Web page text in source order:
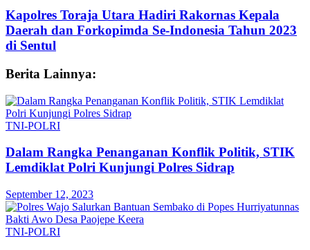
Kapolres Toraja Utara Hadiri Rakornas Kepala
Daerah dan Forkopimda Se-Indonesia Tahun 2023
di Sentul
Berita Lainnya:
TNI-POLRI
Dalam Rangka Penanganan Konflik Politik, STIK
Lemdiklat Polri Kunjungi Polres Sidrap
September 12, 2023
TNI-POLRI